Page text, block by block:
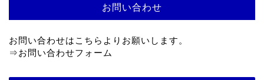
お問い合わせ
お問い合わせはこちらよりお願いします。
⇒お問い合わせフォーム